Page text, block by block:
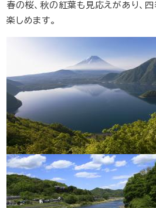
春の桜、秋の紅葉も見応えがあり、
楽しめます。